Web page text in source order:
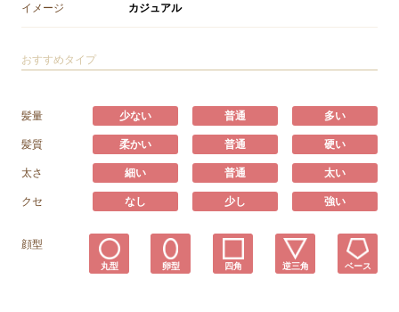
イメージ カジュアル
おすすめタイプ
髪量 少ない 普通 多い
髪質 柔かい 普通 硬い
太さ 細い 普通 太い
クセ なし 少し 強い
顔型
丸型 卵型 四角 逆三角 ベース